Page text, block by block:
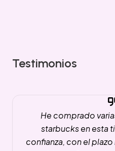
Testimonios
He comprado
starbucks en esta
confianza, con el